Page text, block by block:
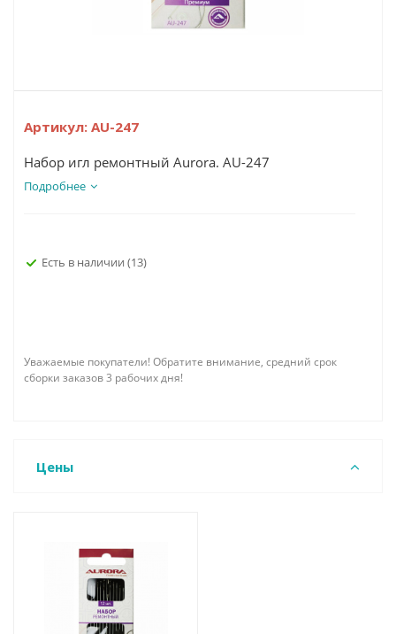
Артикул: AU-247
Набор игл ремонтный Aurora. AU-247
Подробнее
Есть в наличии (13)
Уважаемые покупатели! Обратите внимание, средний срок
сборки заказов 3 рабочих дня!
Цены